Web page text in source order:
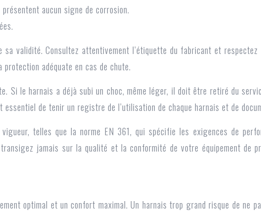
aucun signe de corrosion.
validité. Consultez attentivement l’étiquette du fabricant et respectez
adéquate en cas de chute.
Si le harnais a déjà subi un choc, même léger, il doit être retiré du
de tenir un registre de l’utilisation de chaque harnais et de
telles que la norme EN 361, qui spécifie les exigences de
jamais sur la qualité et la conformité de votre équipement de
optimal et un confort maximal. Un harnais trop grand risque de ne